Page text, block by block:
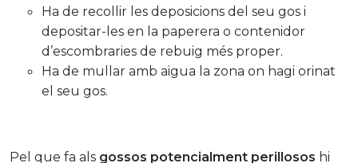
Ha de recollir les deposicions del seu gos i
depositar-les en la paperera o contenidor
d’escombraries de rebuig més proper.
Ha de mullar amb aigua la zona on hagi orinat
el seu gos.
Pel que fa als gossos potencialment perillosos hi